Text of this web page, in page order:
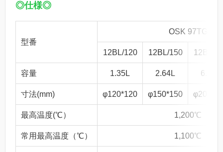
◎仕様◎
型番
OSK 97TG
12BL/120 12BL/150 12BL/
容量 1.35L 2.64L 6.28L
寸法(mm) φ120*120 φ150*150
最高温度(℃） 1,200℃
常用最高温度（℃） 1,100℃